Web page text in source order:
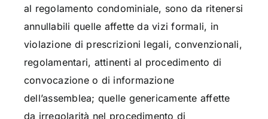
al regolamento condominiale, sono da ritenersi
annullabili quelle affette da vizi formali, in
violazione di prescrizioni legali, convenzionali,
regolamentari, attinenti al procedimento di
convocazione o di informazione
dell’assemblea; quelle genericamente affette
da irregolarità nel procedimento di